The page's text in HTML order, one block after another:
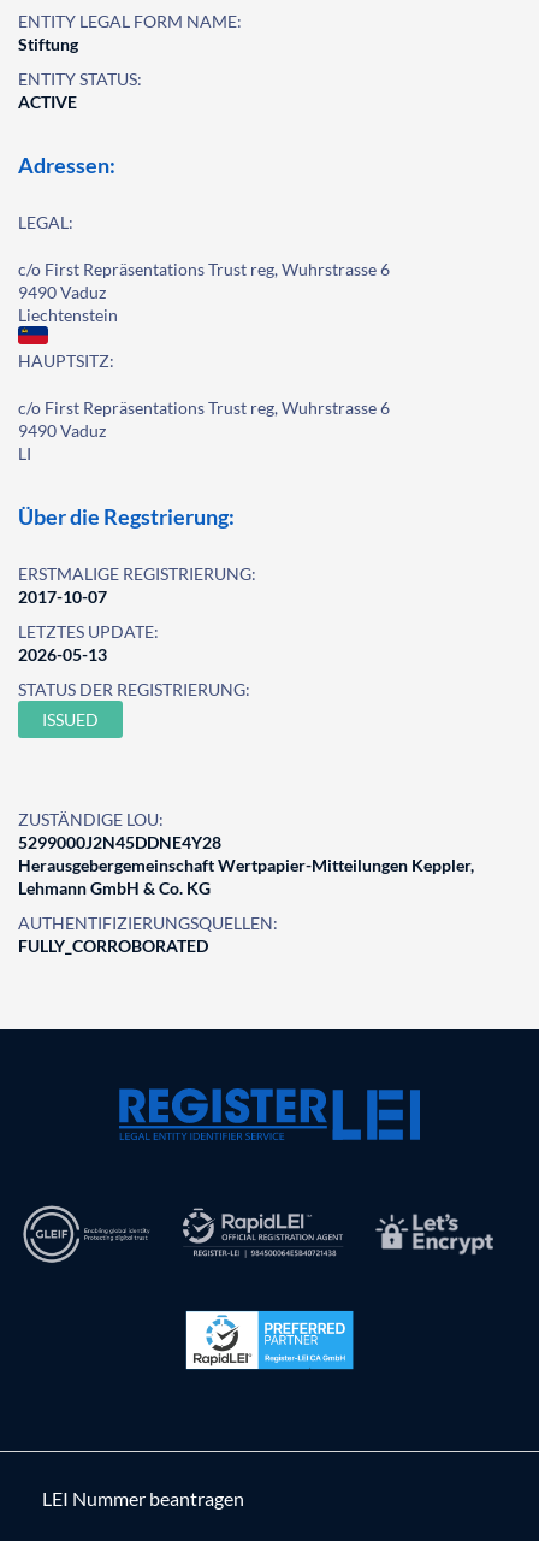
ENTITY LEGAL FORM NAME:
Stiftung
ENTITY STATUS:
ACTIVE
Adressen:
LEGAL:
c/o First Repräsentations Trust reg, Wuhrstrasse 6
9490 Vaduz
Liechtenstein
HAUPTSITZ:
c/o First Repräsentations Trust reg, Wuhrstrasse 6
9490 Vaduz
LI
Über die Regstrierung:
ERSTMALIGE REGISTRIERUNG:
2017-10-07
LETZTES UPDATE:
2026-05-13
STATUS DER REGISTRIERUNG:
ISSUED
ZUSTÄNDIGE LOU:
5299000J2N45DDNE4Y28
Herausgebergemeinschaft Wertpapier-Mitteilungen Keppler,
Lehmann GmbH & Co. KG
AUTHENTIFIZIERUNGSQUELLEN:
FULLY_CORROBORATED
LEI Nummer beantragen